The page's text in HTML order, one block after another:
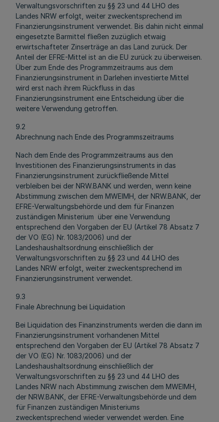
Verwaltungsvorschriften zu §§ 23 und 44 LHO des
Landes NRW erfolgt, weiter zweckentsprechend im
Finanzierungsinstrument verwendet. Bis dahin nicht einmal
eingesetzte Barmittel fließen zuzüglich etwaig
erwirtschafteter Zinserträge an das Land zurück. Der
Anteil der EFRE-Mittel ist an die EU zurück zu überweisen.
Über zum Ende des Programmzeitraums aus dem
Finanzierungsinstrument in Darlehen investierte Mittel
wird erst nach ihrem Rückfluss in das
Finanzierungsinstrument eine Entscheidung über die
weitere Verwendung getroffen.
9.2
Abrechnung nach Ende des Programmszeitraums
Nach dem Ende des Programmzeitraums aus den
Investitionen des Finanzierungsinstruments in das
Finanzierungsinstrument zurückfließende Mittel
verbleiben bei der NRW.BANK und werden, wenn keine
Abstimmung zwischen dem MWEIMH, der NRW.BANK, der
EFRE-Verwaltungsbehörde und dem für Finanzen
zuständigen Ministerium über eine Verwendung
entsprechend den Vorgaben der EU (Artikel 78 Absatz 7
der VO (EG) Nr. 1083/2006) und der
Landeshaushaltsordnung einschließlich der
Verwaltungsvorschriften zu §§ 23 und 44 LHO des
Landes NRW erfolgt, weiter zweckentsprechend im
Finanzierungsinstrument verwendet.
9.3
Finale Abrechnung bei Liquidation
Bei Liquidation des Finanzinstruments werden die dann im
Finanzierungsinstrument vorhandenen Mittel
entsprechend den Vorgaben der EU (Artikel 78 Absatz 7
der VO (EG) Nr. 1083/2006) und der
Landeshaushaltsordnung einschließlich der
Verwaltungsvorschriften zu §§ 23 und 44 LHO des
Landes NRW nach Abstimmung zwischen dem MWEIMH,
der NRW.BANK, der EFRE-Verwaltungsbehörde und dem
für Finanzen zuständigen Ministeriums
zweckentsprechend wieder verwendet werden. Eine